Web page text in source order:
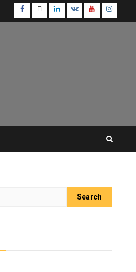
Facebook
TwitterLinkedin
VK Youtube